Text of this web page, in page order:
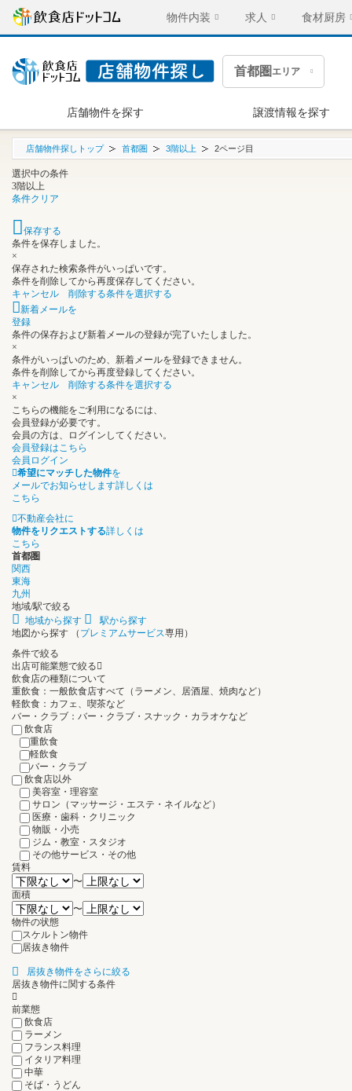
物件内装 求人 食材厨房
首都圏 エリア
店舗物件を探す 譲渡情報を探す
店舗物件探しトップ 首都圏 3階以上 2ページ目
選択中の条件
3階以上
条件クリア
保存する
条件を保存しました。
×
保存された検索条件がいっぱいです。
条件を削除してから再度保存してください。
キャンセル
削除する条件を選択する
新着メールを
登録
条件の保存および新着メールの登録が完了いたしました。
×
条件がいっぱいのため、新着メールを登録できません。
条件を削除してから再度登録してください。
キャンセル
削除する条件を選択する
×
こちらの機能をご利用になるには、
会員登録が必要です。
会員の方は、ログインしてください。
会員登録はこちら
会員ログイン
希望にマッチした物件を
メールでお知らせします詳しくは
こちら
不動産会社に
物件をリクエストする詳しくは
こちら
首都圏
関西
東海
九州
地域/駅で絞る
地域から探す
駅から探す
地図から探す
（ プレミアムサービス専用）
条件で絞る
出店可能業態で絞る
飲食店の種類について
重飲食：一般飲食店すべて（ラーメン、居酒屋、焼肉など）
軽飲食：カフェ、喫茶など
バー・クラブ：バー・クラブ・スナック・カラオケなど
飲食店
重飲食
軽飲食
バー・クラブ
飲食店以外
美容室・理容室
サロン（マッサージ・エステ・ネイルなど）
医療・歯科・クリニック
物販・小売
ジム・教室・スタジオ
その他サービス・その他
賃料
〜
面積
〜
物件の状態
スケルトン物件
居抜き物件
居抜き物件をさらに絞る
居抜き物件に関する条件
前業態
飲食店
ラーメン
フランス料理
イタリア料理
中華
そば・うどん